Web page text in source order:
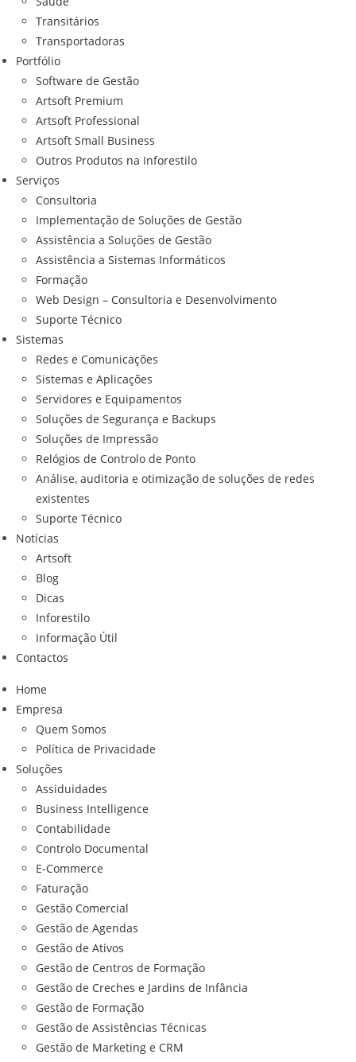
Transitários
Transportadoras
Portfólio
Software de Gestão
Artsoft Premium
Artsoft Professional
Artsoft Small Business
Outros Produtos na Inforestilo
Serviços
Consultoria
Implementação de Soluções de Gestão
Assistência a Soluções de Gestão
Assistência a Sistemas Informáticos
Formação
Web Design – Consultoria e Desenvolvimento
Suporte Técnico
Sistemas
Redes e Comunicações
Sistemas e Aplicações
Servidores e Equipamentos
Soluções de Segurança e Backups
Soluções de Impressão
Relógios de Controlo de Ponto
Análise, auditoria e otimização de soluções de redes
existentes
Suporte Técnico
Notícias
Artsoft
Blog
Dicas
Inforestilo
Informação Útil
Contactos
Home
Empresa
Quem Somos
Política de Privacidade
Soluções
Assiduidades
Business Intelligence
Contabilidade
Controlo Documental
E-Commerce
Faturação
Gestão Comercial
Gestão de Agendas
Gestão de Ativos
Gestão de Centros de Formação
Gestão de Creches e Jardins de Infância
Gestão de Formação
Gestão de Assistências Técnicas
Gestão de Marketing e CRM